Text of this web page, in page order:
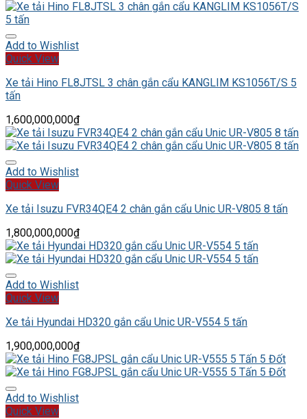
Add to Wishlist
Quick View
Xe tải Hino FL8JTSL 3 chân gắn cẩu KANGLIM KS1056T/S 5
tấn
1,600,000,000₫
Add to Wishlist
Quick View
Xe tải Isuzu FVR34QE4 2 chân gắn cẩu Unic UR-V805 8 tấn
1,800,000,000₫
Add to Wishlist
Quick View
Xe tải Hyundai HD320 gắn cẩu Unic UR-V554 5 tấn
1,900,000,000₫
Add to Wishlist
Quick View